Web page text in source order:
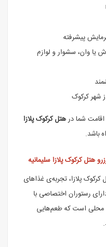
پیشرفته
وان، سشوار و لوازم
شهر کرکوک
شما درهتل کرکوک پلازا
باشد.
هتل کرکوک پلازا سلیمانیه
پلازا، تجربه‌ی غذاهای
رستوران اختصاصی با
و محلی است که طعم‌هایی